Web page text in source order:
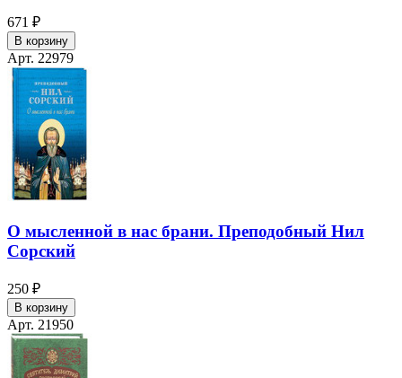
671 ₽
В корзину
Арт. 22979
О мысленной в нас брани. Преподобный Нил
Сорский
250 ₽
В корзину
Арт. 21950